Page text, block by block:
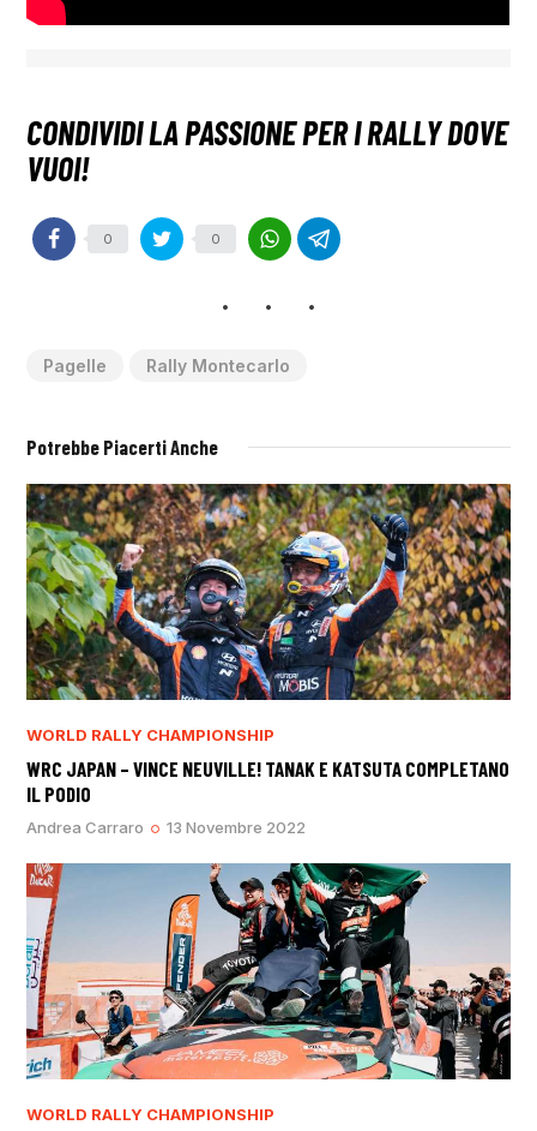
0 0
Pagelle Rally Montecarlo
Potrebbe Piacerti Anche
WORLD RALLY CHAMPIONSHIP
WRC JAPAN – VINCE NEUVILLE! TANAK E KATSUTA COMPLETANO
IL PODIO
Andrea Carraro 13 Novembre 2022
WORLD RALLY CHAMPIONSHIP